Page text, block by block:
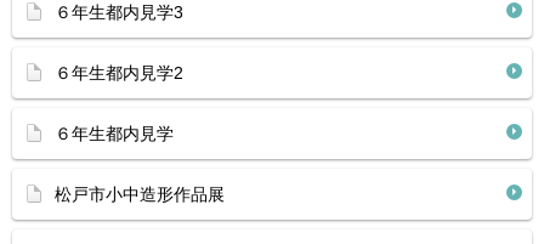
６年生都内見学3
６年生都内見学2
６年生都内見学
松戸市小中造形作品展